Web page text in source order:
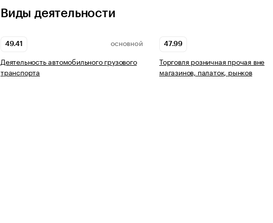
Виды деятельности
49.41 ОСНОВНОЙ
Деятельность автомобильного грузового
транспорта
47.99
Торговля розничная прочая вне
магазинов, палаток, рынков